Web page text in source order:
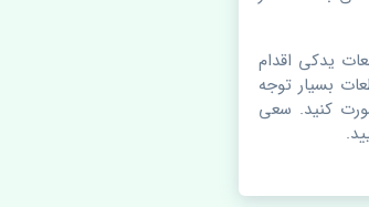
یدکی اقدام
بسیار توجه
کنید. سعی